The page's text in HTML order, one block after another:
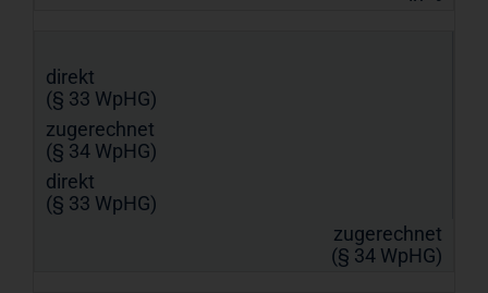
direkt
(§ 33 WpHG)
zugerechnet
(§ 34 WpHG)
direkt
(§ 33 WpHG)
zugerechnet
(§ 34 WpHG)